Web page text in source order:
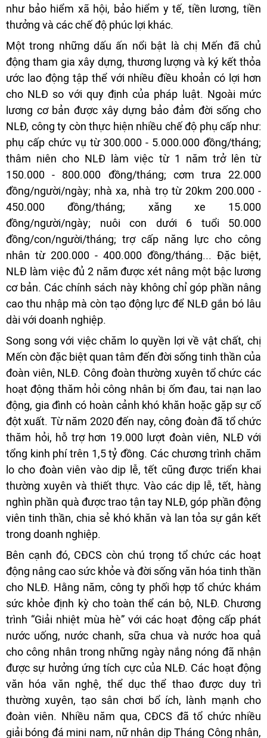
như bảo hiểm xã hội, bảo hiểm y tế, tiền lương, tiền
thưởng và các chế độ phúc lợi khác.
Một trong những dấu ấn nổi bật là chị Mến đã chủ
động tham gia xây dựng, thương lượng và ký kết thỏa
ước lao động tập thể với nhiều điều khoản có lợi hơn
cho NLĐ so với quy định của pháp luật. Ngoài mức
lương cơ bản được xây dựng bảo đảm đời sống cho
NLĐ, công ty còn thực hiện nhiều chế độ phụ cấp như:
phụ cấp chức vụ từ 300.000 - 5.000.000 đồng/tháng;
thâm niên cho NLĐ làm việc từ 1 năm trở lên từ
150.000 - 800.000 đồng/tháng; cơm trưa 22.000
đồng/người/ngày; nhà xa, nhà trọ từ 20km 200.000 -
450.000 đồng/tháng; xăng xe 15.000
đồng/người/ngày; nuôi con dưới 6 tuổi 50.000
đồng/con/người/tháng; trợ cấp năng lực cho công
nhân từ 200.000 - 400.000 đồng/tháng... Đặc biệt,
NLĐ làm việc đủ 2 năm được xét nâng một bậc lương
cơ bản. Các chính sách này không chỉ góp phần nâng
cao thu nhập mà còn tạo động lực để NLĐ gắn bó lâu
dài với doanh nghiệp.
Song song với việc chăm lo quyền lợi về vật chất, chị
Mến còn đặc biệt quan tâm đến đời sống tinh thần của
đoàn viên, NLĐ. Công đoàn thường xuyên tổ chức các
hoạt động thăm hỏi công nhân bị ốm đau, tai nạn lao
động, gia đình có hoàn cảnh khó khăn hoặc gặp sự cố
đột xuất. Từ năm 2020 đến nay, công đoàn đã tổ chức
thăm hỏi, hỗ trợ hơn 19.000 lượt đoàn viên, NLĐ với
tổng kinh phí trên 1,5 tỷ đồng. Các chương trình chăm
lo cho đoàn viên vào dịp lễ, tết cũng được triển khai
thường xuyên và thiết thực. Vào các dịp lễ, tết, hàng
nghìn phần quà được trao tận tay NLĐ, góp phần động
viên tinh thần, chia sẻ khó khăn và lan tỏa sự gắn kết
trong doanh nghiệp.
Bên cạnh đó, CĐCS còn chú trọng tổ chức các hoạt
động nâng cao sức khỏe và đời sống văn hóa tinh thần
cho NLĐ. Hằng năm, công ty phối hợp tổ chức khám
sức khỏe định kỳ cho toàn thể cán bộ, NLĐ. Chương
trình “Giải nhiệt mùa hè” với các hoạt động cấp phát
nước uống, nước chanh, sữa chua và nước hoa quả
cho công nhân trong những ngày nắng nóng đã nhận
được sự hưởng ứng tích cực của NLĐ. Các hoạt động
văn hóa văn nghệ, thể dục thể thao được duy trì
thường xuyên, tạo sân chơi bổ ích, lành mạnh cho
đoàn viên. Nhiều năm qua, CĐCS đã tổ chức nhiều
giải bóng đá mini nam, nữ nhân dịp Tháng Công nhân,